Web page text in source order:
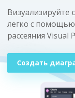
Визуализируйте
легко с помощью
рассеяния Visual
Создать